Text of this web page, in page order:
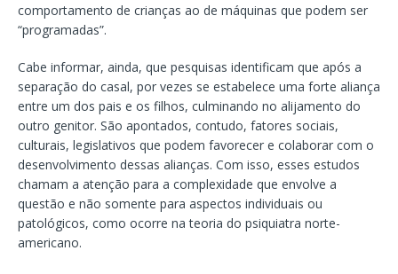
comportamento de crianças ao de máquinas que podem ser
“programadas”.
Cabe informar, ainda, que pesquisas identificam que após a
separação do casal, por vezes se estabelece uma forte aliança
entre um dos pais e os filhos, culminando no alijamento do
outro genitor. São apontados, contudo, fatores sociais,
culturais, legislativos que podem favorecer e colaborar com o
desenvolvimento dessas alianças. Com isso, esses estudos
chamam a atenção para a complexidade que envolve a
questão e não somente para aspectos individuais ou
patológicos, como ocorre na teoria do psiquiatra norte-
americano.